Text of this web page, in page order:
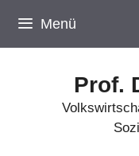
Inhalt
springen
Menü
Prof.